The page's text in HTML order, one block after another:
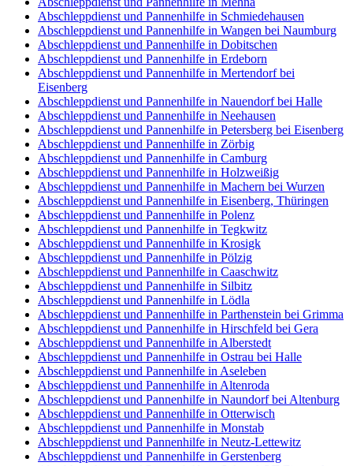
Abschleppdienst und Pannenhilfe in Schmiedehausen
Abschleppdienst und Pannenhilfe in Wangen bei Naumburg
Abschleppdienst und Pannenhilfe in Dobitschen
Abschleppdienst und Pannenhilfe in Erdeborn
Abschleppdienst und Pannenhilfe in Mertendorf bei
Eisenberg
Abschleppdienst und Pannenhilfe in Nauendorf bei Halle
Abschleppdienst und Pannenhilfe in Neehausen
Abschleppdienst und Pannenhilfe in Petersberg bei Eisenberg
Abschleppdienst und Pannenhilfe in Zörbig
Abschleppdienst und Pannenhilfe in Camburg
Abschleppdienst und Pannenhilfe in Holzweißig
Abschleppdienst und Pannenhilfe in Machern bei Wurzen
Abschleppdienst und Pannenhilfe in Eisenberg, Thüringen
Abschleppdienst und Pannenhilfe in Polenz
Abschleppdienst und Pannenhilfe in Tegkwitz
Abschleppdienst und Pannenhilfe in Krosigk
Abschleppdienst und Pannenhilfe in Pölzig
Abschleppdienst und Pannenhilfe in Caaschwitz
Abschleppdienst und Pannenhilfe in Silbitz
Abschleppdienst und Pannenhilfe in Lödla
Abschleppdienst und Pannenhilfe in Parthenstein bei Grimma
Abschleppdienst und Pannenhilfe in Hirschfeld bei Gera
Abschleppdienst und Pannenhilfe in Alberstedt
Abschleppdienst und Pannenhilfe in Ostrau bei Halle
Abschleppdienst und Pannenhilfe in Aseleben
Abschleppdienst und Pannenhilfe in Altenroda
Abschleppdienst und Pannenhilfe in Naundorf bei Altenburg
Abschleppdienst und Pannenhilfe in Otterwisch
Abschleppdienst und Pannenhilfe in Monstab
Abschleppdienst und Pannenhilfe in Neutz-Lettewitz
Abschleppdienst und Pannenhilfe in Gerstenberg